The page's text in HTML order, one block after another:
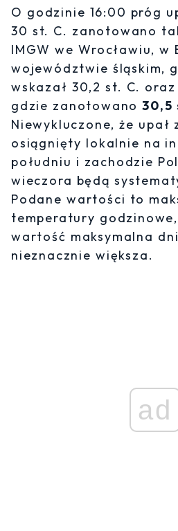
O godzinie 16:00 próg
30 st. C. zanotowano
IMGW we Wrocławiu, w
województwie śląskim,
wskazał 30,2 st. C. oraz
gdzie zanotowano30,5
Niewykluczone, że upał
osiągnięty lokalnie na
południu i zachodzie
wieczora będą
Podane wartości to
temperatury
wartość maksymalna
nieznacznie większa.
ad